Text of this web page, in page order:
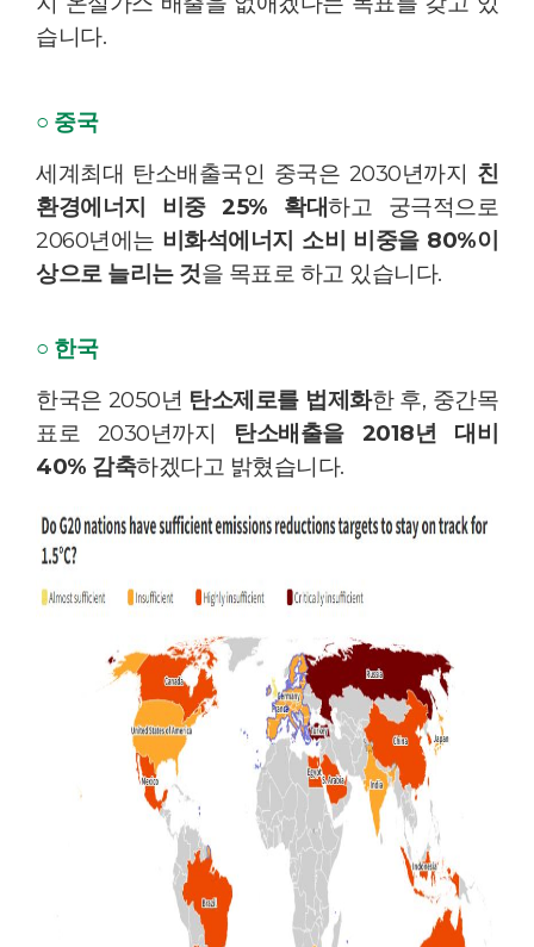
습니다.
○ 중국
세계최대 탄소배출국인 중국은 2030년까지 친
환경에너지 비중 25% 확대하고 궁극적으로
2060년에는 비화석에너지 소비 비중을 80%이
상으로 늘리는 것을 목표로 하고 있습니다.
○ 한국
한국은 2050년 탄소제로를 법제화한 후, 중간목
표로 2030년까지 탄소배출을 2018년 대비
40% 감축하겠다고 밝혔습니다.